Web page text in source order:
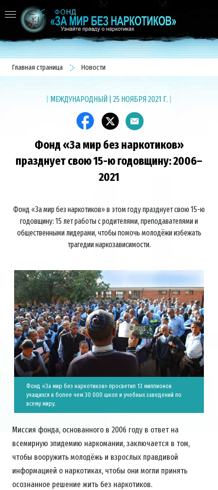
Главная страница Новости
МЕЖДУНАРОДНЫЙ 25 НОЯБРЯ 2021 Г.
Фонд «За мир без наркотиков»
празднует свою 15-ю годовщину: 2006–
2021
Фонд «За мир без наркотиков» в этом году празднует свою 15-ю
годовщину: 15 лет работы с родителями, преподавателями и
общественными лидерами, чтобы помочь молодёжи избежать
трагедии наркозависимости.
Фонд «За мир без наркотиков» просветил 13 миллионов
учащихся в более чем 30 000 школ и учебных заведений по
всему миру.
Миссия фонда, основанного в 2006 году в ответ на
всемирную эпидемию наркомании, заключается в том,
чтобы вооружить молодёжь и взрослых правдивой
информацией о наркотиках, чтобы они могли принять
осознанное решение жить без наркотиков.